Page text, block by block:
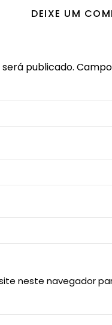
DEIXE UM
publicado.
neste navegador